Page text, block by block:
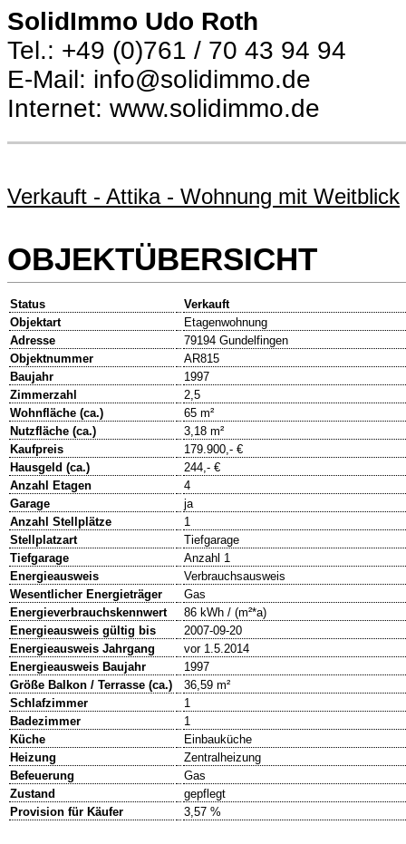
SolidImmo Udo Roth
Tel.: +49 (0)761 / 70 43 94 94
E-Mail: info@solidimmo.de
Internet: www.solidimmo.de
Verkauft - Attika - Wohnung mit Weitblick
OBJEKTÜBERSICHT
Status
Verkauft
Objektart
Etagenwohnung
Adresse
79194 Gundelfingen
Objektnummer
AR815
Baujahr
1997
Zimmerzahl
2,5
Wohnfläche (ca.)
65 m²
Nutzfläche (ca.)
3,18 m²
Kaufpreis
179.900,- €
Hausgeld (ca.)
244,- €
Anzahl Etagen
4
Garage
ja
Anzahl Stellplätze
1
Stellplatzart
Tiefgarage
Tiefgarage
Anzahl 1
Energieausweis
Verbrauchsausweis
Wesentlicher Energieträger
Gas
Energieverbrauchskennwert
86 kWh / (m²*a)
Energieausweis gültig bis
2007-09-20
Energieausweis Jahrgang
vor 1.5.2014
Energieausweis Baujahr
1997
Größe Balkon / Terrasse (ca.)
36,59 m²
Schlafzimmer
1
Badezimmer
1
Küche
Einbauküche
Heizung
Zentralheizung
Befeuerung
Gas
Zustand
gepflegt
Provision für Käufer
3,57 %